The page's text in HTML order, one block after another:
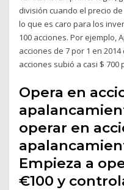
división cuando el precio
lo que es caro para los
100 acciones. Por ejemplo,
acciones de 7 por 1 en
acciones subió a casi $ 700
Opera en
operar en
Empieza a
€100 y